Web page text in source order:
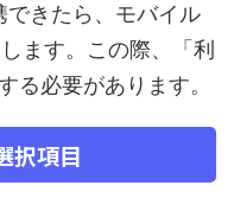
できたら、モバイル
ます。この際、「利
る必要があります。
択項目